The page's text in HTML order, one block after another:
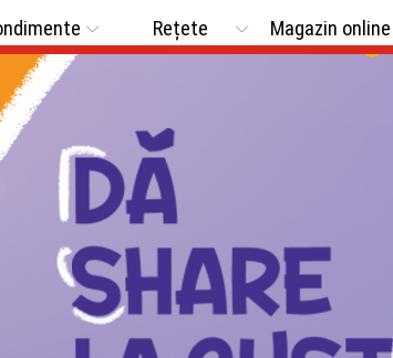
Rețete Magazin online